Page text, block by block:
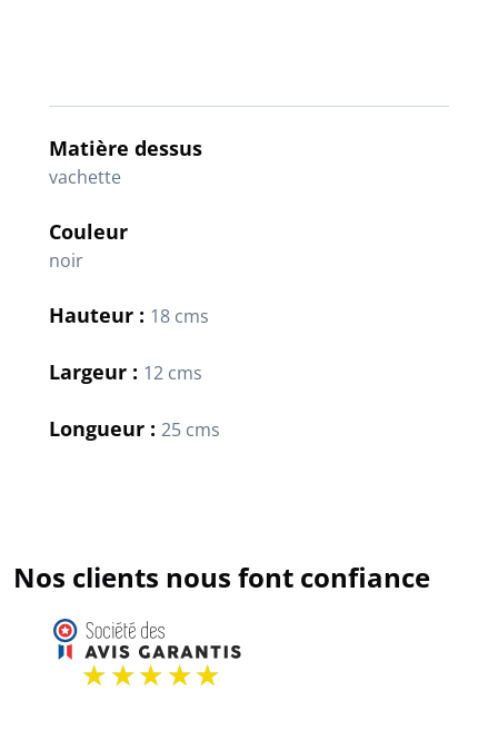
Matière dessus
vachette
Couleur
noir
Hauteur : 18 cms
Largeur : 12 cms
Longueur : 25 cms
Nos clients nous font confiance